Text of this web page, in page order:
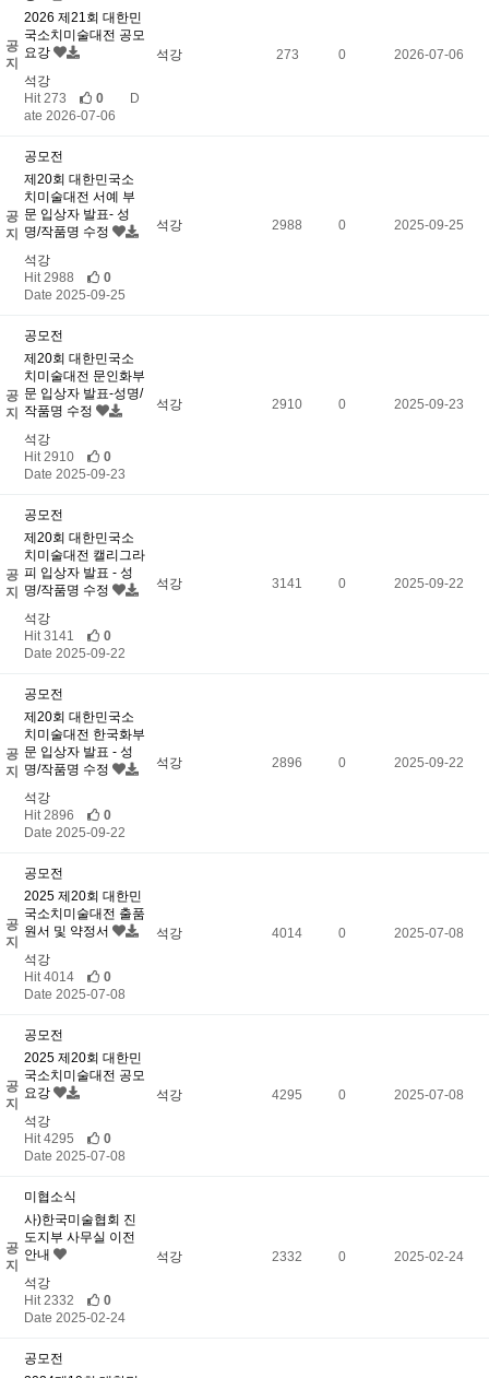
공
지
2026 제21회 대한민
국소치미술대전 공모
요강
석강
Hit 273
0
D
ate 2026-07-06
석강 273 0 2026-07-06
공
지
공모전
제20회 대한민국소
치미술대전 서예 부
문 입상자 발표- 성
명/작품명 수정
석강
Hit 2988
0
Date 2025-09-25
석강 2988 0 2025-09-25
공
지
공모전
제20회 대한민국소
치미술대전 문인화부
문 입상자 발표-성명/
작품명 수정
석강
Hit 2910
0
Date 2025-09-23
석강 2910 0 2025-09-23
공
지
공모전
제20회 대한민국소
치미술대전 캘리그라
피 입상자 발표 - 성
명/작품명 수정
석강
Hit 3141
0
Date 2025-09-22
석강 3141 0 2025-09-22
공
지
공모전
제20회 대한민국소
치미술대전 한국화부
문 입상자 발표 - 성
명/작품명 수정
석강
Hit 2896
0
Date 2025-09-22
석강 2896 0 2025-09-22
공
지
공모전
2025 제20회 대한민
국소치미술대전 출품
원서 및 약정서
석강
Hit 4014
0
Date 2025-07-08
석강 4014 0 2025-07-08
공
지
공모전
2025 제20회 대한민
국소치미술대전 공모
요강
석강
Hit 4295
0
Date 2025-07-08
석강 4295 0 2025-07-08
공
지
미협소식
사)한국미술협회 진
도지부 사무실 이전
안내
석강
Hit 2332
0
Date 2025-02-24
석강 2332 0 2025-02-24
공모전